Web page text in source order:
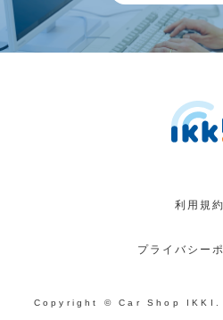
利用規約
プライバシー
Copyright © Car Shop